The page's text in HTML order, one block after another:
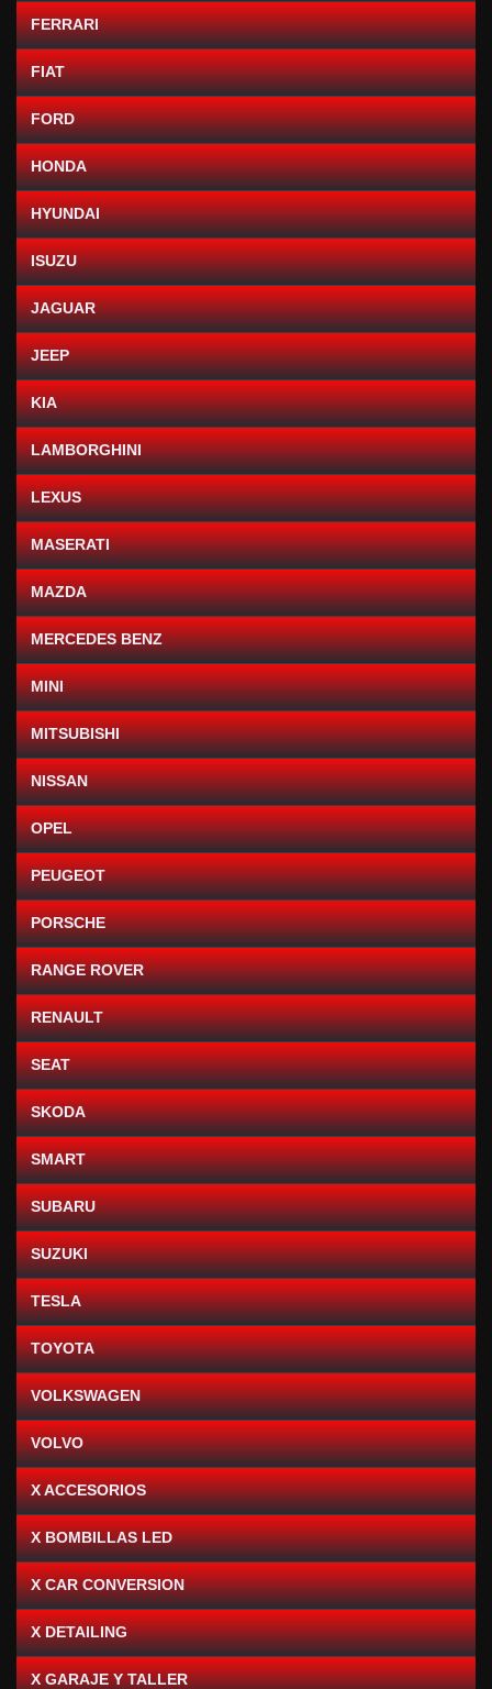
FERRARI
FIAT
FORD
HONDA
HYUNDAI
ISUZU
JAGUAR
JEEP
KIA
LAMBORGHINI
LEXUS
MASERATI
MAZDA
MERCEDES BENZ
MINI
MITSUBISHI
NISSAN
OPEL
PEUGEOT
PORSCHE
RANGE ROVER
RENAULT
SEAT
SKODA
SMART
SUBARU
SUZUKI
TESLA
TOYOTA
VOLKSWAGEN
VOLVO
X ACCESORIOS
X BOMBILLAS LED
X CAR CONVERSION
X DETAILING
X GARAJE Y TALLER